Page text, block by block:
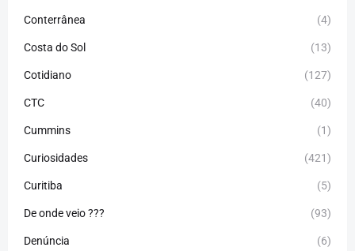
Conterrânea (4)
Costa do Sol (13)
Cotidiano (127)
CTC (40)
Cummins (1)
Curiosidades (421)
Curitiba (5)
De onde veio ??? (93)
Denúncia (6)